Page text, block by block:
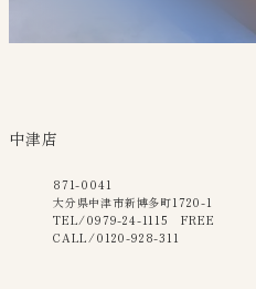
中津店
871-0041
大分県中津市新博多町1720-1
TEL/0979-24-1115 FREE
CALL/0120-928-311